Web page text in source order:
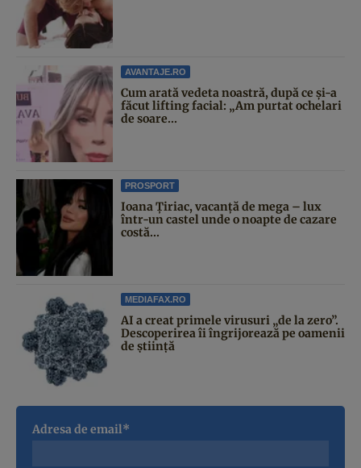
AVANTAJE.RO
Cum arată vedeta noastră, după ce și-a
făcut lifting facial: „Am purtat ochelari
de soare...
PROSPORT
Ioana Țiriac, vacanță de mega – lux
într-un castel unde o noapte de cazare
costă...
MEDIAFAX.RO
AI a creat primele virusuri „de la zero”.
Descoperirea îi îngrijorează pe oamenii
de știință
Adresa de email*